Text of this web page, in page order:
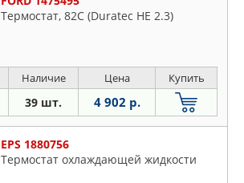
Термостат, 82C (Duratec HE 2.3)
Наличие Цена Купить
39 шт. 4 902 р.
EPS 1880756
Термостат охлаждающей жидкости